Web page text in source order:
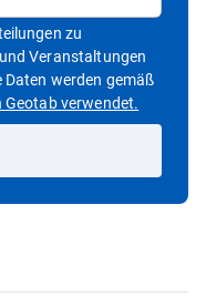
zu
Veranstaltungen
werden gemäß
verwendet.